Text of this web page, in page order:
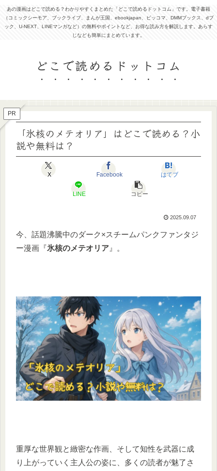
あの漫画はどこで読める？わかりやすくまとめた「どこで読めるドットコム」です。電子書籍
（コミックシーモア、ブックライブ、まんが王国、ebookjapan、ピッコマ、DMMブックス、dブ
ック、U-NEXT、LINEマンガなど）の無料やポイントなど、お得な読み方を解説します。あらす
じなども簡単にまとめています。
どこで読めるドットコム
PR
「氷核のメテオリア」はどこで読める？小
説や無料は？
X Facebook はてブ
LINE コピー
2025.09.07
今、話題沸騰中のダーク×スチームパンクファンタジ
ー漫画『氷核のメテオリア 』。
重厚な世界観と緻密な作画、そして知性を武器に成
り上がっていく主人公の姿に、多くの読者が魅了さ